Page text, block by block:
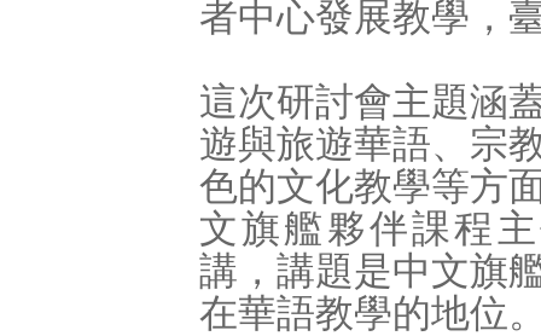
者中心發展教學，
這次研討會主題涵
遊與旅遊華語、宗
色的文化教學等方
文旗艦夥伴課程
講，講題是中文旗
在華語教學的地位